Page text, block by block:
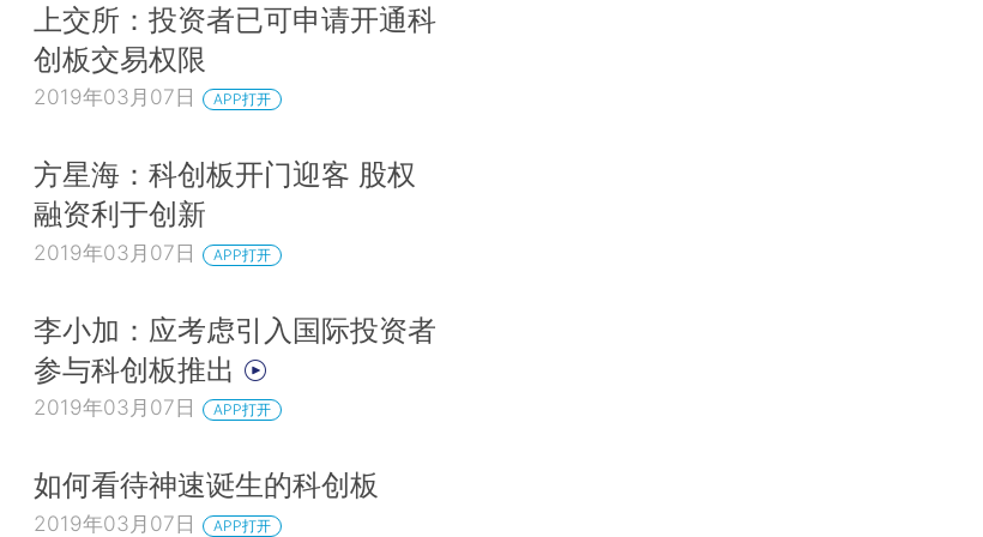
上交所：投资者已可申请开通科
创板交易权限
2019年03月07日 APP打开
方星海：科创板开门迎客 股权
融资利于创新
2019年03月07日 APP打开
李小加：应考虑引入国际投资者
参与科创板推出
2019年03月07日 APP打开
如何看待神速诞生的科创板
2019年03月07日 APP打开